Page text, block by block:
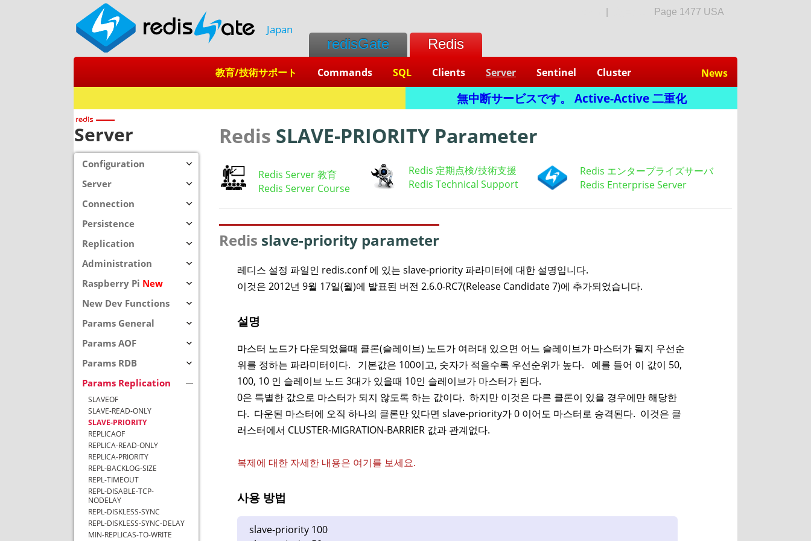
Japan
Page 1477 USA
redisGate Redis
教育/技術サポート Commands SQL Clients Server Sentinel Cluster News
無中断サービスです。 Active-Active 二重化
Server
Configuration
Server
Connection
Persistence
Replication
Administration
Raspberry Pi New
New Dev Functions
Params General
Params AOF
Params RDB
Params Replication
SLAVEOF
SLAVE-READ-ONLY
SLAVE-PRIORITY
REPLICAOF
REPLICA-READ-ONLY
REPLICA-PRIORITY
REPL-BACKLOG-SIZE
REPL-TIMEOUT
REPL-DISABLE-TCP-
NODELAY
REPL-DISKLESS-SYNC
REPL-DISKLESS-SYNC-DELAY
MIN-REPLICAS-TO-WRITE
Redis SLAVE-PRIORITY Parameter
Redis Server 教育
Redis Server Course
Redis 定期点検/技術支援
Redis Technical Support
Redis エンタープライズサーバ
Redis Enterprise Server
Redis slave-priority parameter
레디스 설정 파일인 redis.conf 에 있는 slave-priority 파라미터에 대한 설명입니다.
이것은 2012년 9월 17일(월)에 발표된 버전 2.6.0-RC7(Release Candidate 7)에 추가되었습니다.
설명
마스터 노드가 다운되었을때 클론(슬레이브) 노드가 여러대 있으면 어느 슬레이브가 마스터가 될지 우선순
위를 정하는 파라미터이다. 기본값은 100이고, 숫자가 적을수록 우선순위가 높다. 예를 들어 이 값이 50,
100, 10 인 슬레이브 노드 3대가 있을때 10인 슬레이브가 마스터가 된다.
0은 특별한 값으로 마스터가 되지 않도록 하는 값이다. 하지만 이것은 다른 클론이 있을 경우에만 해당한
다. 다운된 마스터에 오직 하나의 클론만 있다면 slave-priority가 0 이어도 마스터로 승격된다. 이것은 클
러스터에서 CLUSTER-MIGRATION-BARRIER 값과 관계없다.
복제에 대한 자세한 내용은 여기를 보세요.
사용 방법
slave-priority 100